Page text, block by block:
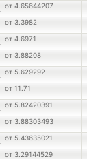
от 4.65644207
от 3.3982
от 4.6971
от 3.88208
от 5.629292
от 11.71
от 5.82420391
от 3.88303493
от 5.43635021
от 3.29144529